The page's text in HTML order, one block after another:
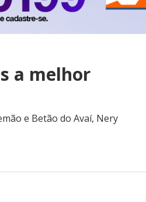
a melhor
e Betão do Avaí, Nery